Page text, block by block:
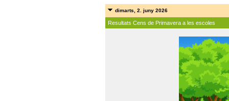
dimarts, 2. juny 2026
Resultats Cens de Primavera a les escoles